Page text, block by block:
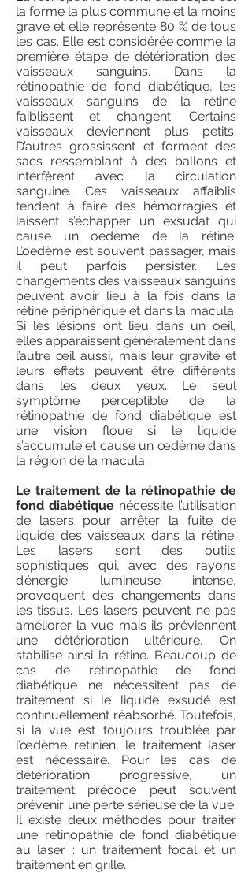
la forme la plus commune et la moins
grave et elle représente 80 % de tous
les cas. Elle est considérée comme la
première étape de détérioration des
vaisseaux sanguins. Dans la
rétinopathie de fond diabétique, les
vaisseaux sanguins de la rétine
faiblissent et changent. Certains
vaisseaux deviennent plus petits.
D’autres grossissent et forment des
sacs ressemblant à des ballons et
interfèrent avec la circulation
sanguine. Ces vaisseaux affaiblis
tendent à faire des hémorragies et
laissent s’échapper un exsudat qui
cause un oedème de la rétine.
L’oedème est souvent passager, mais
il peut parfois persister. Les
changements des vaisseaux sanguins
peuvent avoir lieu à la fois dans la
rétine périphérique et dans la macula.
Si les lésions ont lieu dans un oeil,
elles apparaissent généralement dans
l’autre œil aussi, mais leur gravité et
leurs effets peuvent être différents
dans les deux yeux. Le seul
symptôme perceptible de la
rétinopathie de fond diabétique est
une vision floue si le liquide
s’accumule et cause un œdème dans
la région de la macula.
Le traitement de la rétinopathie de
fond diabétique nécessite l’utilisation
de lasers pour arrêter la fuite de
liquide des vaisseaux dans la rétine.
Les lasers sont des outils
sophistiqués qui, avec des rayons
d’énergie lumineuse intense,
provoquent des changements dans
les tissus. Les lasers peuvent ne pas
améliorer la vue mais ils préviennent
une détérioration ultérieure, On
stabilise ainsi la rétine. Beaucoup de
cas de rétinopathie de fond
diabétique ne nécessitent pas de
traitement si le liquide exsudé est
continuellement réabsorbé. Toutefois,
si la vue est toujours troublée par
l’œdème rétinien, le traitement laser
est nécessaire. Pour les cas de
détérioration progressive, un
traitement précoce peut souvent
prévenir une perte sérieuse de la vue.
Il existe deux méthodes pour traiter
une rétinopathie de fond diabétique
au laser : un traitement focal et un
traitement en grille.